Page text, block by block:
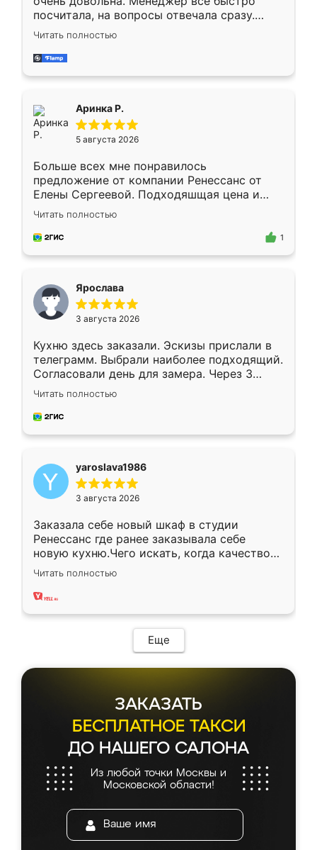
посчитала, на вопросы отвечала сразу.
Замерщик приехал в субботу, подошёл к
делу со всей ответственностью. Собрали
за день, ребята работали аккуратно, даже
Читать полностью
Аринка Р.
5 августа 2026
Больше всех мне понравилось
предложение от компании Ренессанс от
Елены Сергеевой. Подходяшщая цена и
короткие сроки изготовления. Приехавший
для замера сотрудник Владислав
предложил по моему эскизу самый
Читать полностью
1
Ярослава
3 августа 2026
Кухню здесь заказали. Эскизы прислали в
телеграмм. Выбрали наиболее подходящий.
Согласовали день для замера. Через 3
недели кухня была уже готова. Остались
довольны работой. Спасибо Ренессанс
мебель за качественную работу!
Читать полностью
yaroslava1986
3 августа 2026
Заказала себе новый шкаф в студии
Ренессанс где ранее заказывала себе
новую кухню.Чего искать, когда качеством
вполне довольна. Служит кухня уже почти
два года, нареканий нет.
Читать полностью
Еще
ЗАКАЗАТЬ
БЕСПЛАТНОЕ ТАКСИ
ДО НАШЕГО САЛОНА
Из любой точки Москвы и
Московской области!